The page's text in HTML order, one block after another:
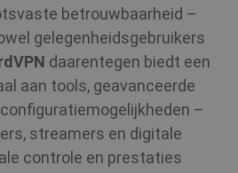
betrouwbaarheid –
gelegenheidsgebruikers
daarentegen biedt een
aan tools, geavanceerde
–
streamers en digitale
controle en prestaties